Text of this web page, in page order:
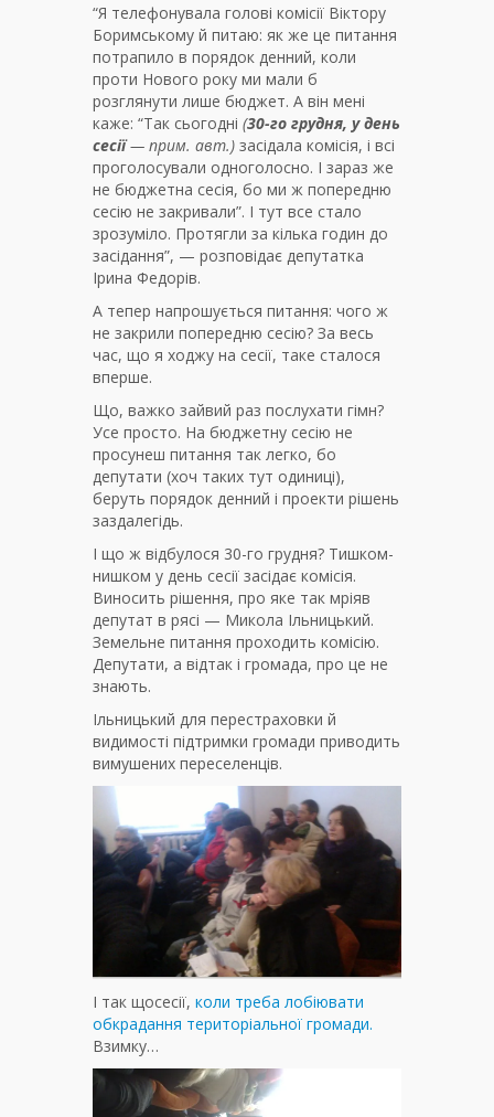
“Я телефонувала голові комісії Віктору
Боримському й питаю: як же це питання
потрапило в порядок денний, коли
проти Нового року ми мали б
розглянути лише бюджет. А він мені
каже: “Так сьогодні (30-го грудня, у день
сесії— прим. авт.) засідала комісія, і всі
проголосували одноголосно. І зараз же
не бюджетна сесія, бо ми ж попередню
сесію не закривали”. І тут все стало
зрозуміло. Протягли за кілька годин до
засідання”, — розповідає депутатка
Ірина Федорів.
А тепер напрошується питання: чого ж
не закрили попередню сесію? За весь
час, що я ходжу на сесії, таке сталося
вперше.
Що, важко зайвий раз послухати гімн?
Усе просто. На бюджетну сесію не
просунеш питання так легко, бо
депутати (хоч таких тут одиниці),
беруть порядок денний і проекти рішень
заздалегідь.
І що ж відбулося 30-го грудня? Тишком-
нишком у день сесії засідає комісія.
Виносить рішення, про яке так мріяв
депутат в рясі — Микола Ільницький.
Земельне питання проходить комісію.
Депутати, а відтак і громада, про це не
знають.
Ільницький для перестраховки й
видимості підтримки громади приводить
вимушених переселенців.
І так щосесії, коли треба лобіювати
обкрадання територіальної громади.
Взимку…